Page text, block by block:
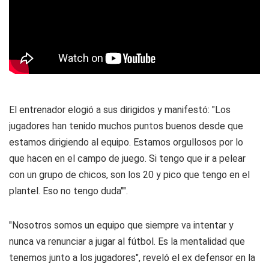
El entrenador elogió a sus dirigidos y manifestó: "Los
jugadores han tenido muchos puntos buenos desde que
estamos dirigiendo al equipo. Estamos orgullosos por lo
que hacen en el campo de juego. Si tengo que ir a pelear
con un grupo de chicos, son los 20 y pico que tengo en el
plantel. Eso no tengo duda"".
"Nosotros somos un equipo que siempre va intentar y
nunca va renunciar a jugar al fútbol. Es la mentalidad que
tenemos junto a los jugadores", reveló el ex defensor en la